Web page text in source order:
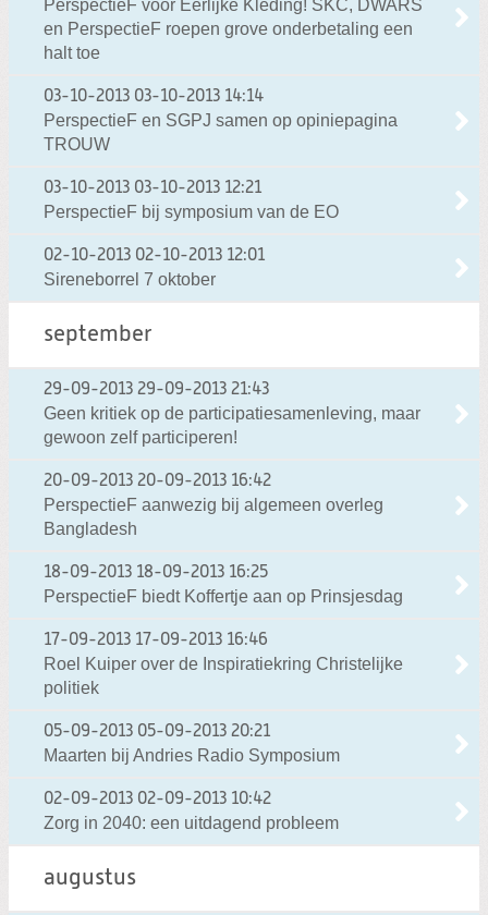
PerspectieF voor Eerlijke Kleding! SKC, DWARS
en PerspectieF roepen grove onderbetaling een
halt toe
03-10-2013 03-10-2013 14:14
PerspectieF en SGPJ samen op opiniepagina
TROUW
03-10-2013 03-10-2013 12:21
PerspectieF bij symposium van de EO
02-10-2013 02-10-2013 12:01
Sireneborrel 7 oktober
september
29-09-2013 29-09-2013 21:43
Geen kritiek op de participatiesamenleving, maar
gewoon zelf participeren!
20-09-2013 20-09-2013 16:42
PerspectieF aanwezig bij algemeen overleg
Bangladesh
18-09-2013 18-09-2013 16:25
PerspectieF biedt Koffertje aan op Prinsjesdag
17-09-2013 17-09-2013 16:46
Roel Kuiper over de Inspiratiekring Christelijke
politiek
05-09-2013 05-09-2013 20:21
Maarten bij Andries Radio Symposium
02-09-2013 02-09-2013 10:42
Zorg in 2040: een uitdagend probleem
augustus